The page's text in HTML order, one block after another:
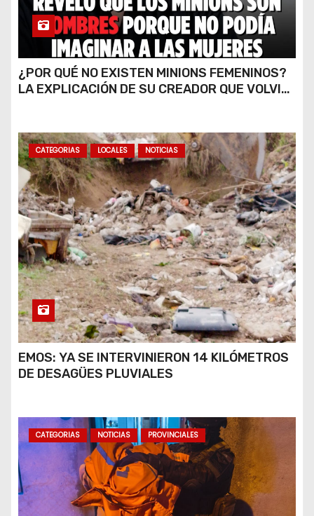
¿POR QUÉ NO EXISTEN MINIONS FEMENINOS?
LA EXPLICACIÓN DE SU CREADOR QUE VOLVIÓ
CATEGORIAS LOCALES NOTICIAS
EMOS: YA SE INTERVINIERON 14 KILÓMETROS
DE DESAGÜES PLUVIALES
CATEGORIAS NOTICIAS PROVINCIALES